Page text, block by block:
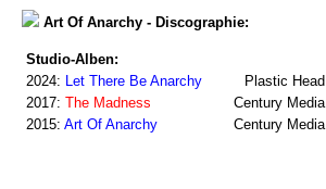
Art Of Anarchy - Discographie:
Studio-Alben:
2024: Let There Be Anarchy
Plastic Head
2017: The Madness
Century Media
2015: Art Of Anarchy Century Media